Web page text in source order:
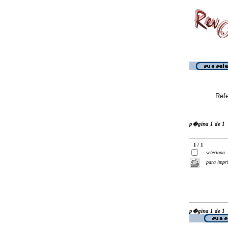
p�gina 1 de 1
1 / 1
seleciona
para
p�gina 1 de 1